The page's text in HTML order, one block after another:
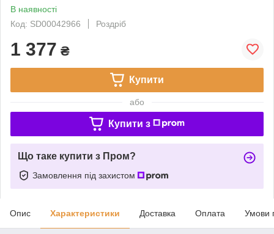
В наявності
Код: SD00042966
Роздріб
1 377 ₴
Купити
або
Купити з
Що таке купити з Пром?
Замовлення під захистом
Опис Характеристики Доставка Оплата Умови